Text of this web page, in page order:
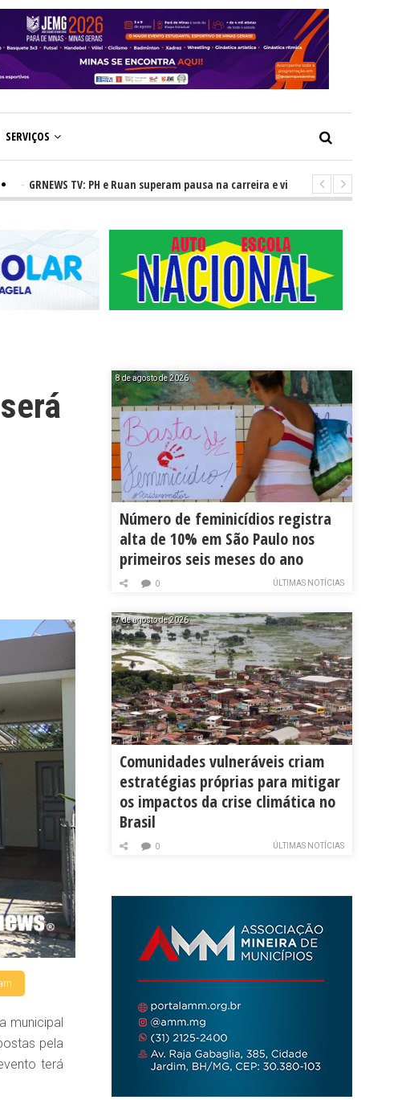
SERVIÇOS
GRNEWS TV: PH e Ruan superam pausa na carreira e vivem ascensão no cenário
municipal
pela
terá
8 de agosto de 2026
Número de feminicídios registra
alta de 10% em São Paulo nos
primeiros seis meses do ano
ÚLTIMAS NOTÍCIAS
0
7 de agosto de 2026
Comunidades vulneráveis criam
estratégias próprias para mitigar
os impactos da crise climática no
Brasil
ÚLTIMAS NOTÍCIAS
0